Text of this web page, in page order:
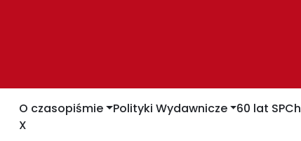
O czasopiśmie Polityki Wydawnicze 60 lat SPCh
X